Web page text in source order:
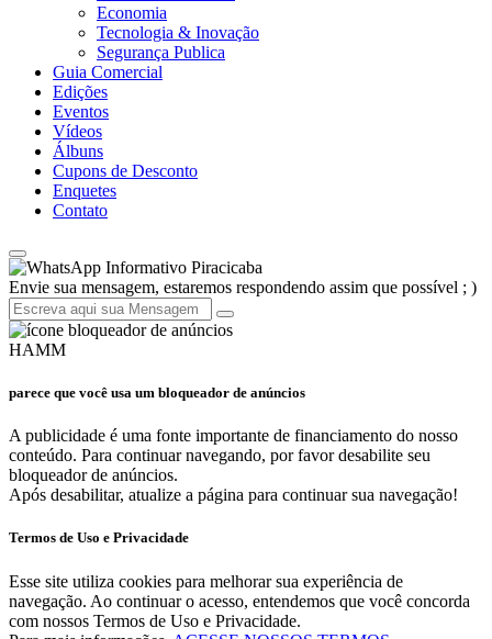
Economia
Tecnologia & Inovação
Segurança Publica
Guia Comercial
Edições
Eventos
Vídeos
Álbuns
Cupons de Desconto
Enquetes
Contato
Informativo Piracicaba
Envie sua mensagem, estaremos respondendo assim que possível ; )
HAMM
parece que você usa um bloqueador de anúncios
A publicidade é uma fonte importante de financiamento do nosso
conteúdo. Para continuar navegando, por favor desabilite seu
bloqueador de anúncios.
Após desabilitar, atualize a página para continuar sua navegação!
Termos de Uso e Privacidade
Esse site utiliza cookies para melhorar sua experiência de
navegação. Ao continuar o acesso, entendemos que você concorda
com nossos Termos de Uso e Privacidade.